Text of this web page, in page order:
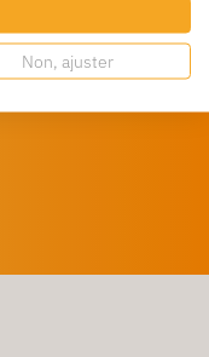
Non, ajuster